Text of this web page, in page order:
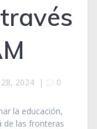
2024| 0
la educación,
de las fronteras